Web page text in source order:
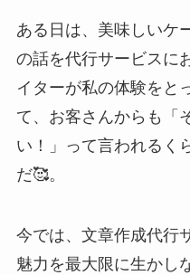
ある日は、美味しいケ
の話を代行サービスに
イターが私の体験をと
て、お客さんからも「
い！」って言われるく
だ🥰。
今では、文章作成代行
魅力を最大限に生かし